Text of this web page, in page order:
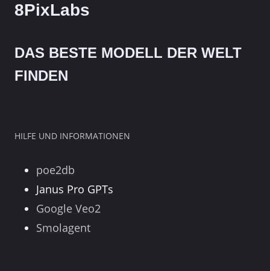
8PixLabs
DAS BESTE MODELL DER WELT
FINDEN
HILFE UND INFORMATIONEN
poe2db
Janus Pro GPTs
Google Veo2
Smolagent